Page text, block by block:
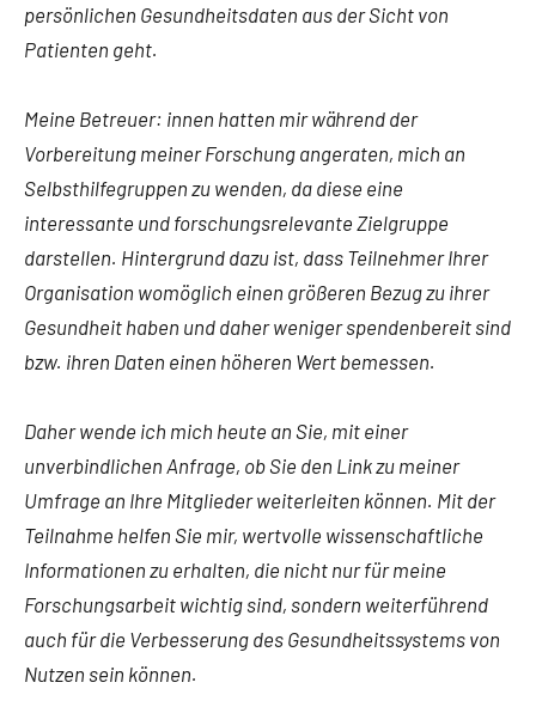
persönlichen Gesundheitsdaten aus der Sicht von
Patienten geht.
Meine Betreuer: innen hatten mir während der
Vorbereitung meiner Forschung angeraten, mich an
Selbsthilfegruppen zu wenden, da diese eine
interessante und forschungsrelevante Zielgruppe
darstellen. Hintergrund dazu ist, dass Teilnehmer Ihrer
Organisation womöglich einen größeren Bezug zu ihrer
Gesundheit haben und daher weniger spendenbereit sind
bzw. ihren Daten einen höheren Wert bemessen.
Daher wende ich mich heute an Sie, mit einer
unverbindlichen Anfrage, ob Sie den Link zu meiner
Umfrage an Ihre Mitglieder weiterleiten können. Mit der
Teilnahme helfen Sie mir, wertvolle wissenschaftliche
Informationen zu erhalten, die nicht nur für meine
Forschungsarbeit wichtig sind, sondern weiterführend
auch für die Verbesserung des Gesundheitssystems von
Nutzen sein können.